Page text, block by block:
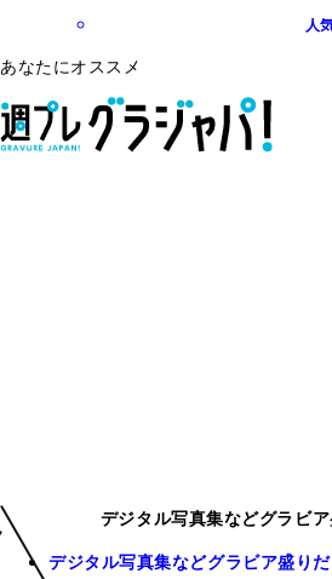
人
あなたにオススメ
デジタル写真集などグラビ
デジタル写真集などグラビア盛り